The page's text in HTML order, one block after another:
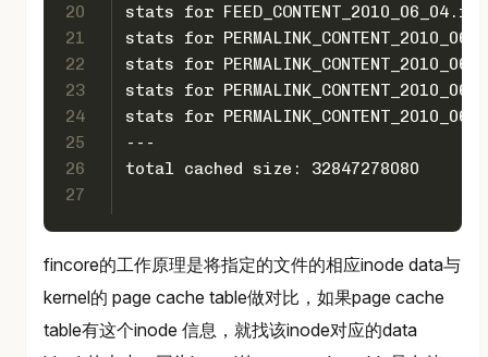
20
21
22
23
24
25
26
27
stats for
stats for
stats for
stats for
stats for
---
total cached size: 32847278080
fincore的工作原理是将指定的文件的相应inode data与
kernel的 page cache table做对比，如果page cache
table有这个inode 信息，就找该inode对应的data